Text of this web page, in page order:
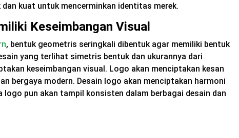
kuat untuk mencerminkan identitas merek.
Keseimbangan Visual
, bentuk geometris seringkali dibentuk agar memiliki bentuk
yang terlihat simetris bentuk dan ukurannya dari
keseimbangan visual. Logo akan menciptakan kesan
bergaya modern. Desain logo akan menciptakan harmoni
logo pun akan tampil konsisten dalam berbagai desain dan